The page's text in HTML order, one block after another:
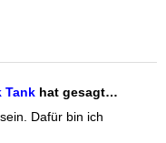
Tank hat gesagt…
Dafür bin ich